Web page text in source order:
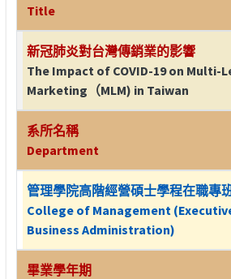
Title
新冠肺炎對台灣傳銷業的影響
The Impact of COVID-19 on Multi-
Marketing（MLM) in Taiwan
系所名稱
Department
管理學院高階經營碩士學程在職專
College of Management
Business Administration)
畢業學年期